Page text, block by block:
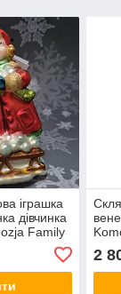
іграшка
дівчинка
Family
2